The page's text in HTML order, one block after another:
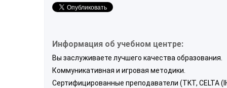
Информация об учебном центре:
Вы заслуживаете лучшего качества образования.
Коммуникативная и игровая методики.
Сертифицированные преподаватели (TKT, CELTA